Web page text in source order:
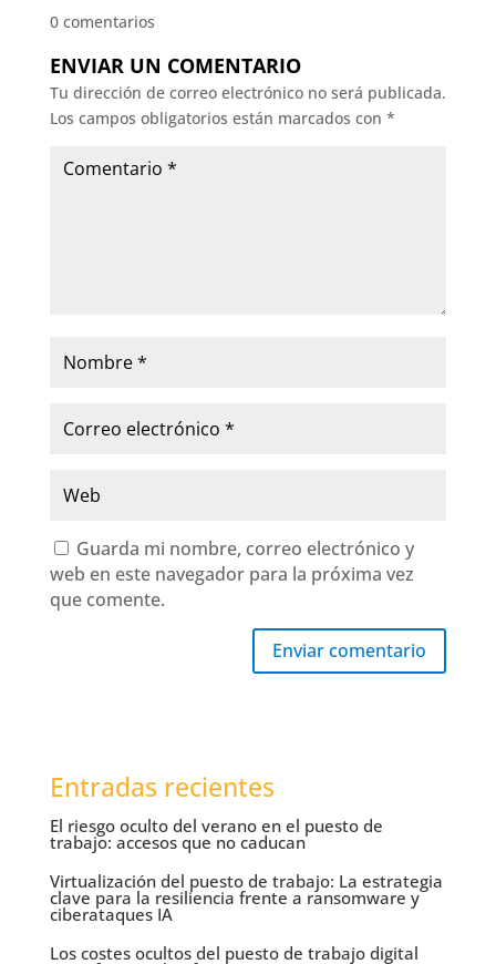
0 comentarios
ENVIAR UN COMENTARIO
Tu dirección de correo electrónico no será publicada.
Los campos obligatorios están marcados con *
Guarda mi nombre, correo electrónico y
web en este navegador para la próxima vez
que comente.
Enviar comentario
Entradas recientes
El riesgo oculto del verano en el puesto de
trabajo: accesos que no caducan
Virtualización del puesto de trabajo: La estrategia
clave para la resiliencia frente a ransomware y
ciberataques IA
Los costes ocultos del puesto de trabajo digital